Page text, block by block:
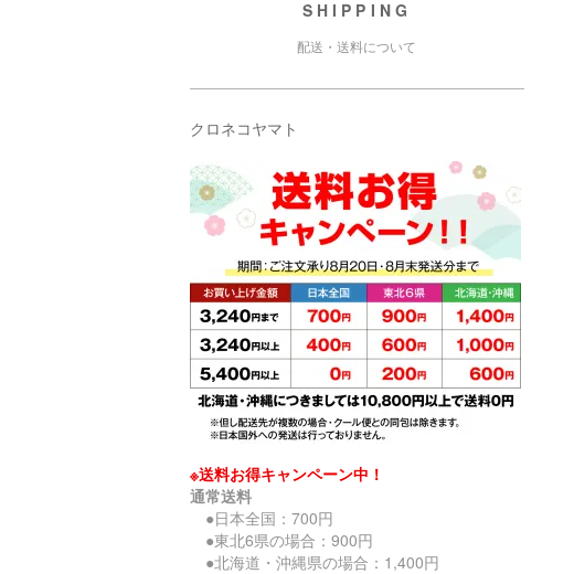
SHIPPING
配送・送料について
クロネコヤマト
※送料お得キャンペーン中！
通常送料
●日本全国：700円
●東北6県の場合：900円
●北海道・沖縄県の場合：1,400円